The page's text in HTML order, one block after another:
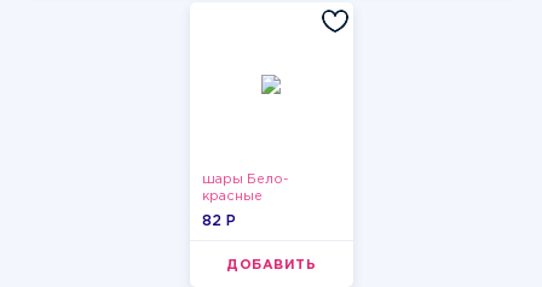
шары Бело-
красные
пастельные
82 P
ДОБАВИТЬ